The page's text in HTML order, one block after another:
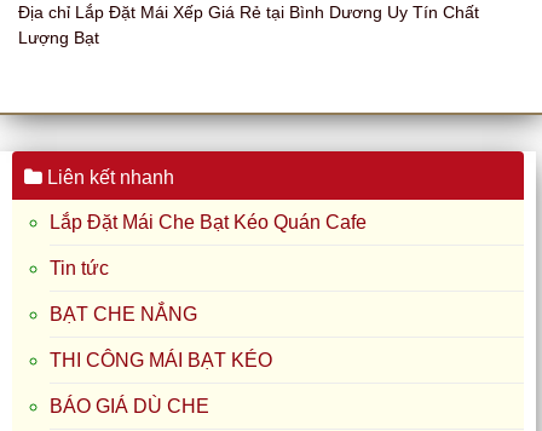
Địa chỉ Lắp Đặt Mái Xếp Giá Rẻ tại Bình Dương Uy Tín Chất
Lượng Bạt
Liên kết nhanh
Lắp Đặt Mái Che Bạt Kéo Quán Cafe
Tin tức
BẠT CHE NẮNG
THI CÔNG MÁI BẠT KÉO
BÁO GIÁ DÙ CHE